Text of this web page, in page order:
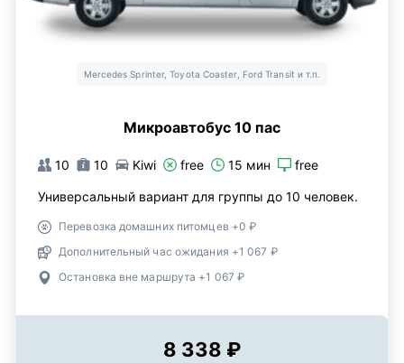
Mercedes Sprinter, Toyota Coaster, Ford Transit и т.п.
Микроавтобус 10 пас
10 10 Kiwi free 15 мин free
Универсальный вариант для группы до 10 человек.
Перевозка домашних питомцев +0 ₽
Дополнительный час ожидания +1 067 ₽
Остановка вне маршрута +1 067 ₽
8 338 ₽